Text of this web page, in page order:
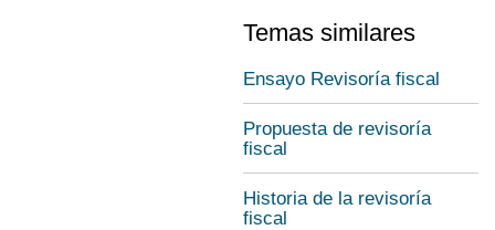
Temas similares
Ensayo Revisoría fiscal
Propuesta de revisoría
fiscal
Historia de la revisoría
fiscal